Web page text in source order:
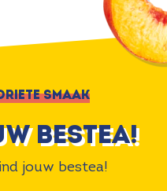
SMAAK
bestea!
jouw bestea!